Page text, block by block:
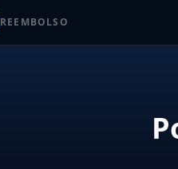
REEMBOLSO